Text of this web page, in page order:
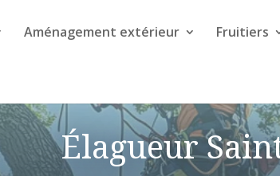
Aménagement extérieur Fruitiers
Élagueur